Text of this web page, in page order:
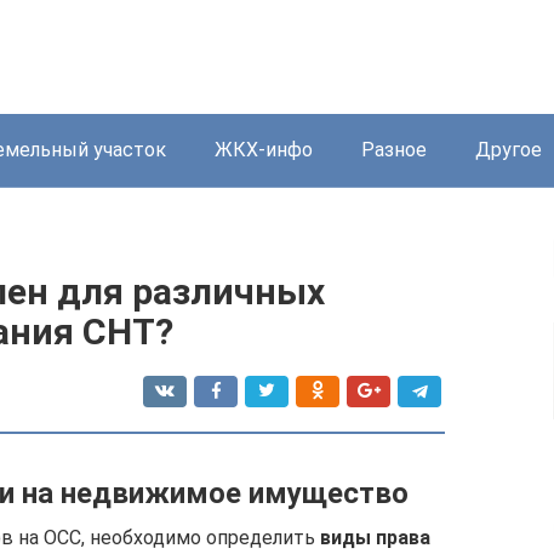
участок ЖКХ-инфо Разное Другое
для различных
СНТ?
на недвижимое имущество
на ОСС, необходимо определить виды права